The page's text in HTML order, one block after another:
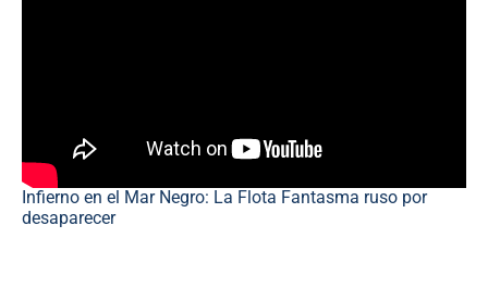
Infierno en el Mar Negro: La Flota Fantasma ruso por
desaparecer